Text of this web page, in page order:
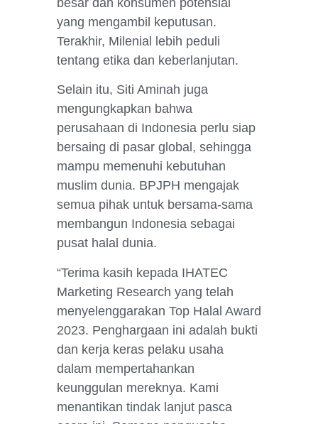
besar dan konsumen potensial
yang mengambil keputusan.
Terakhir, Milenial lebih peduli
tentang etika dan keberlanjutan.
Selain itu, Siti Aminah juga
mengungkapkan bahwa
perusahaan di Indonesia perlu siap
bersaing di pasar global, sehingga
mampu memenuhi kebutuhan
muslim dunia. BPJPH mengajak
semua pihak untuk bersama-sama
membangun Indonesia sebagai
pusat halal dunia.
“Terima kasih kepada IHATEC
Marketing Research yang telah
menyelenggarakan Top Halal Award
2023. Penghargaan ini adalah bukti
dan kerja keras pelaku usaha
dalam mempertahankan
keunggulan mereknya. Kami
menantikan tindak lanjut pasca